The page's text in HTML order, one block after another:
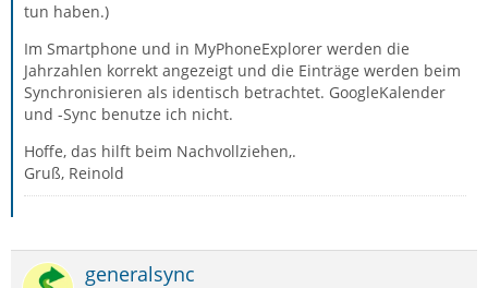
tun haben.)
Im Smartphone und in MyPhoneExplorer werden die
Jahrzahlen korrekt angezeigt und die Einträge werden beim
Synchronisieren als identisch betrachtet. GoogleKalender
und -Sync benutze ich nicht.
Hoffe, das hilft beim Nachvollziehen,.
Gruß, Reinold
generalsync